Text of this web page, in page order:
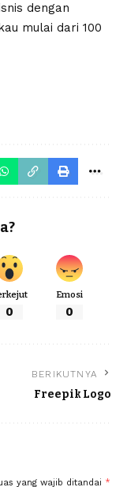
dengan
mulai dari 100
0
Emosi
0
BERIKUTNYA
Freepik Logo
yang wajib ditandai *